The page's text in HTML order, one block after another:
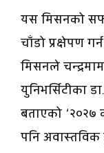
यस मिसनको
चाँडो प्रक्षेपण
मिसनले
युनिभर्सिटीका
बताएको ‘२०२७
पनि